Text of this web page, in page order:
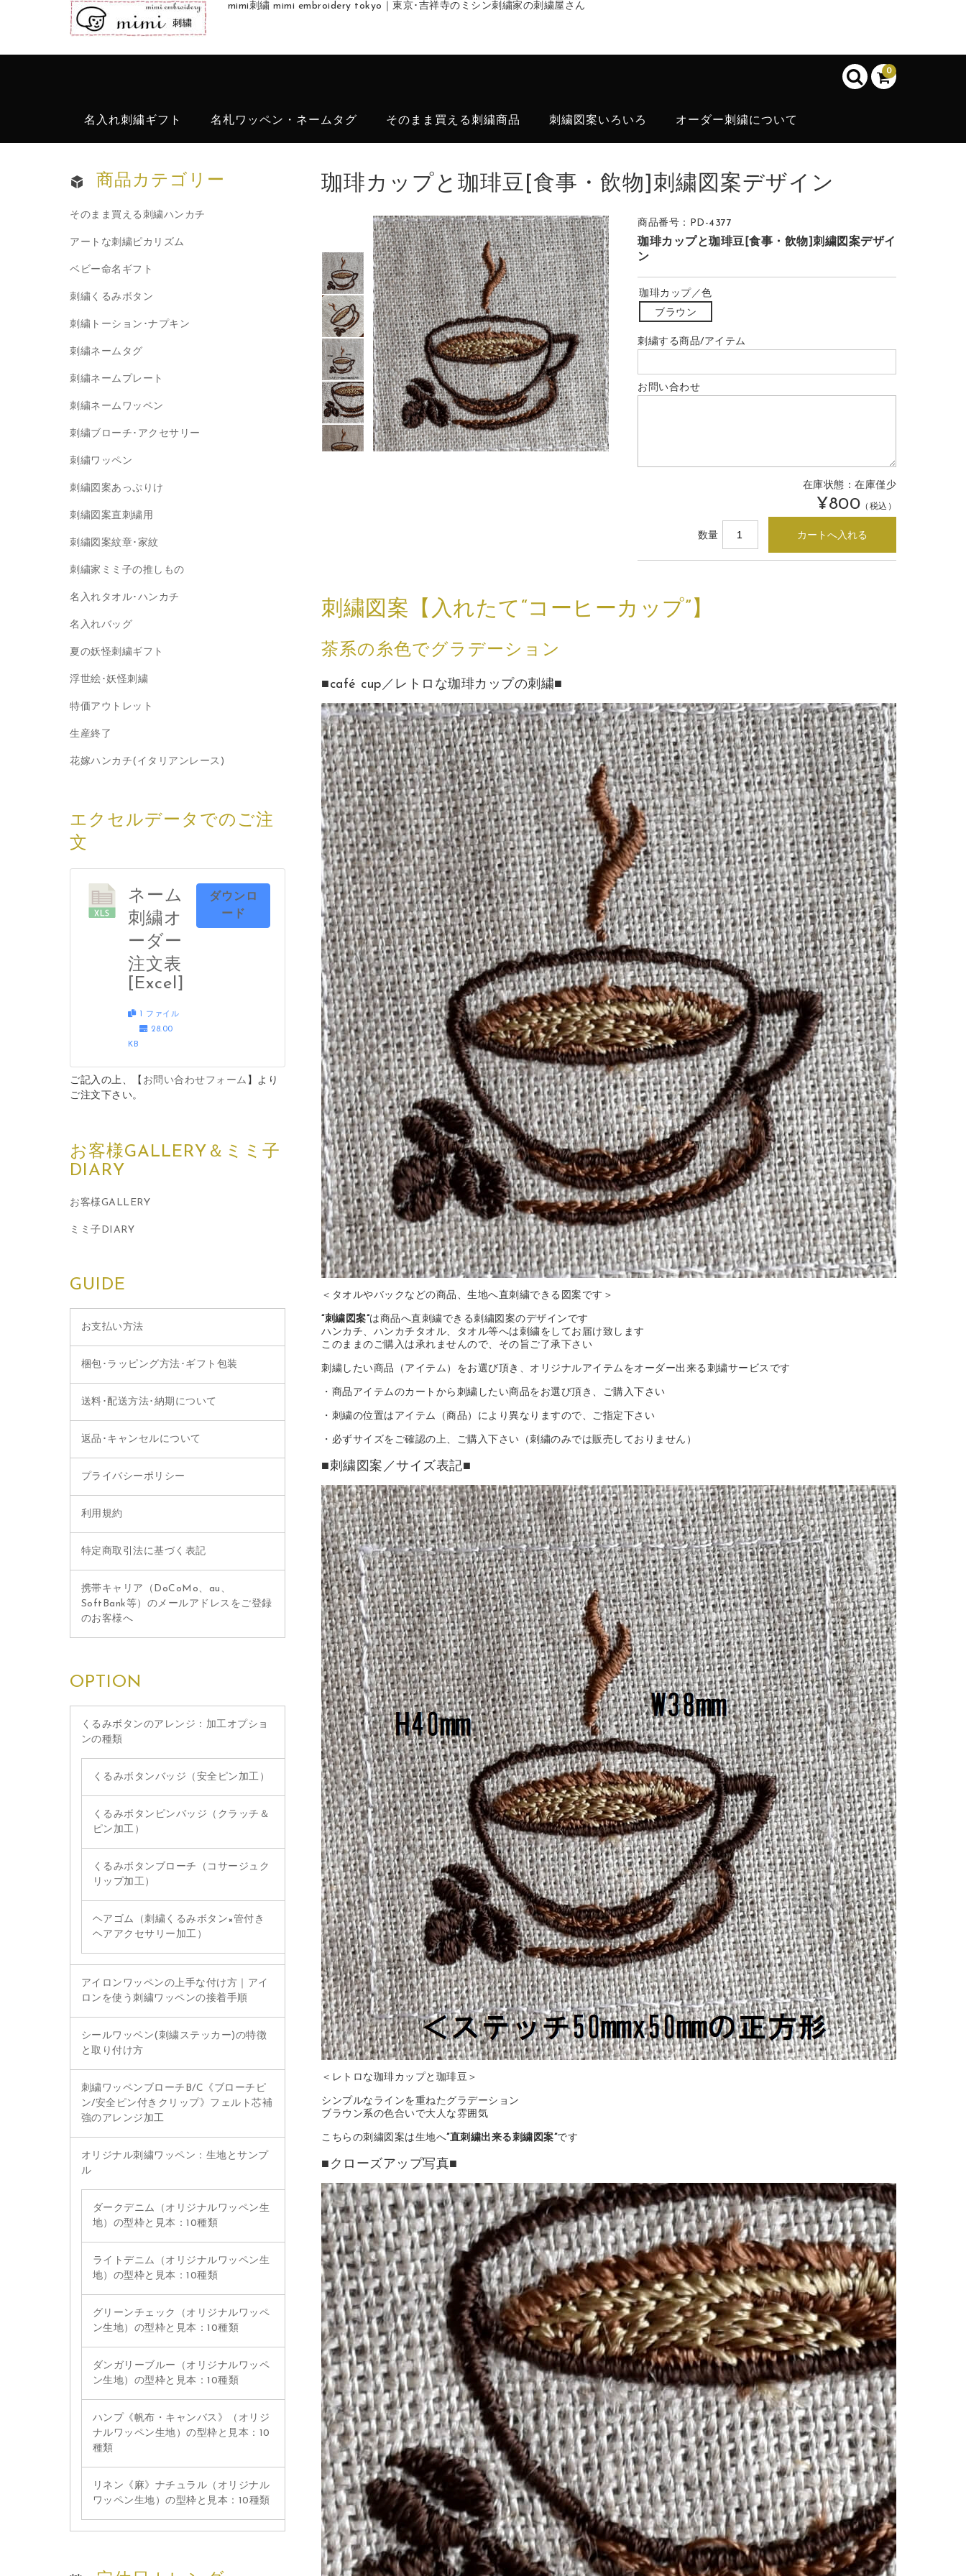
mimi刺繍 mimi embroidery tokyo｜東京･吉祥寺のミシン刺繍家の刺繍屋さん
0
名入れ刺繍ギフト 名札ワッペン・ネームタグ そのまま買える刺繍商品 刺繍図案いろいろ オーダー刺繍について
珈琲カップと珈琲豆[食事・飲物]刺繍図案デザイン
商品番号：PD-4377
珈琲カップと珈琲豆[食事・飲物]刺繍図案デザイ
ン
珈琲カップ／色
ブラウン
刺繍する商品/アイテム
お問い合わせ
在庫状態： 在庫僅少
¥800 （税込）
数量
刺繍図案【入れたて“コーヒーカップ”】
茶系の糸色でグラデーション
■café cup／レトロな珈琲カップの刺繍■
＜タオルやバックなどの商品、生地へ直刺繍できる図案です＞
“刺繍図案”は商品へ直刺繍できる刺繍図案のデザインです
ハンカチ、ハンカチタオル、タオル等へは刺繍をしてお届け致します
このままのご購入は承れませんので、その旨ご了承下さい
刺繍したい商品（アイテム）をお選び頂き、オリジナルアイテムをオーダー出来る刺繍サービスです
・商品アイテムのカートから刺繍したい商品をお選び頂き、ご購入下さい
・刺繍の位置はアイテム（商品）により異なりますので、ご指定下さい
・必ずサイズをご確認の上、ご購入下さい（刺繍のみでは販売しておりません）
■刺繍図案／サイズ表記■
＜レトロな珈琲カップと珈琲豆＞
シンプルなラインを重ねたグラデーション
ブラウン系の色合いで大人な雰囲気
こちらの刺繍図案は生地へ”直刺繍出来る刺繍図案”です
■クローズアップ写真■
商品カテゴリー
そのまま買える刺繍ハンカチ
アートな刺繍ピカリズム
ベビー命名ギフト
刺繍くるみボタン
刺繍トーション･ナプキン
刺繍ネームタグ
刺繍ネームプレート
刺繍ネームワッペン
刺繍ブローチ･アクセサリー
刺繍ワッペン
刺繍図案あっぷりけ
刺繍図案直刺繍用
刺繍図案紋章･家紋
刺繍家ミミ子の推しもの
名入れタオル･ハンカチ
名入れバッグ
夏の妖怪刺繍ギフト
浮世絵･妖怪刺繍
特価アウトレット
生産終了
花嫁ハンカチ(イタリアンレース)
エクセルデータでのご注
文
ネーム
刺繍オ
ーダー
注文表
[Excel]
1 ファイル
28.00
KB
ダウンロ
ード
ご記入の上、【 お問い合わせフォーム 】より
ご注文下さい。
お客様GALLERY＆ミミ子
DIARY
お客様GALLERY
ミミ子DIARY
GUIDE
お支払い方法
梱包･ラッピング方法･ギフト包装
送料･配送方法･納期について
返品･キャンセルについて
プライバシーポリシー
利用規約
特定商取引法に基づく表記
携帯キャリア（DoCoMo、au、
SoftBank等）のメールアドレスをご登録
のお客様へ
OPTION
くるみボタンのアレンジ：加工オプショ
ンの種類
くるみボタンバッジ（安全ピン加工）
くるみボタンピンバッジ（クラッチ＆
ピン加工）
くるみボタンブローチ（コサージュク
リップ加工）
ヘアゴム（刺繍くるみボタン×管付き
ヘアアクセサリー加工）
アイロンワッペンの上手な付け方｜アイ
ロンを使う刺繍ワッペンの接着手順
シールワッペン(刺繍ステッカー)の特徴
と取り付け方
刺繍ワッペンブローチB/C《ブローチピ
ン/安全ピン付きクリップ》フェルト芯補
強のアレンジ加工
オリジナル刺繍ワッペン：生地とサンプ
ル
ダークデニム（オリジナルワッペン生
地）の型枠と見本：10種類
ライトデニム（オリジナルワッペン生
地）の型枠と見本：10種類
グリーンチェック（オリジナルワッペ
ン生地）の型枠と見本：10種類
ダンガリーブルー（オリジナルワッペ
ン生地）の型枠と見本：10種類
ハンプ《帆布・キャンバス》（オリジ
ナルワッペン生地）の型枠と見本：10
種類
リネン《麻》ナチュラル（オリジナル
ワッペン生地）の型枠と見本：10種類